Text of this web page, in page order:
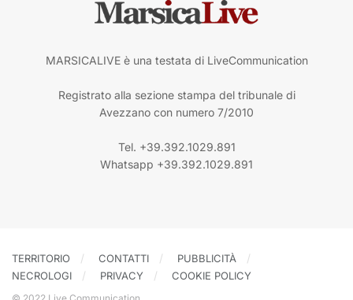
MARSICALIVE è una testata di LiveCommunication
Registrato alla sezione stampa del tribunale di
Avezzano con numero 7/2010
Tel. +39.392.1029.891
Whatsapp +39.392.1029.891
TERRITORIO CONTATTI
PUBBLICITÀ
NECROLOGI
PRIVACY COOKIE POLICY